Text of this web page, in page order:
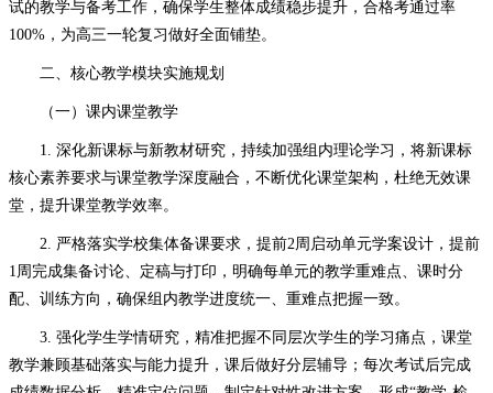
试的教学与备考工作，确保学生整体成绩稳步提升，合格考通过率
100%，为高三一轮复习做好全面铺垫。
二、核心教学模块实施规划
（一）课内课堂教学
1. 深化新课标与新教材研究，持续加强组内理论学习，将新课标
核心素养要求与课堂教学深度融合，不断优化课堂架构，杜绝无效课
堂，提升课堂教学效率。
2. 严格落实学校集体备课要求，提前2周启动单元学案设计，提前
1周完成集备讨论、定稿与打印，明确每单元的教学重难点、课时分
配、训练方向，确保组内教学进度统一、重难点把握一致。
3. 强化学生学情研究，精准把握不同层次学生的学习痛点，课堂
教学兼顾基础落实与能力提升，课后做好分层辅导；每次考试后完成